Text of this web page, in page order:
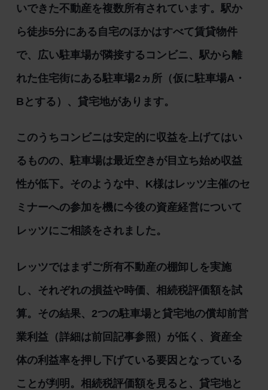
いできた不動産を複数所有されています。駅か
ら徒歩5分にある自宅のほかはすべて賃貸物件
で、広い駐車場が隣接するコンビニ、駅から離
れた住宅街にある駐車場2ヵ所（仮に駐車場A・
Bとする）、貸宅地があります。
このうちコンビニは安定的に収益を上げてはい
るものの、駐車場は最近空きが目立ち始め収益
性が低下。そのような中、K様はレッツ主催のセ
ミナーへの参加を機に今後の資産経営について
レッツにご相談をされました。
レッツではまずご所有不動産の棚卸しを実施
し、それぞれの損益や時価、相続税評価額を試
算。その結果、2つの駐車場と貸宅地の償却前営
業利益（詳細は前回記事参照）が低く、資産全
体の利益率を押し下げている要因となっている
ことが判明。相続税評価額を見ると、貸宅地と